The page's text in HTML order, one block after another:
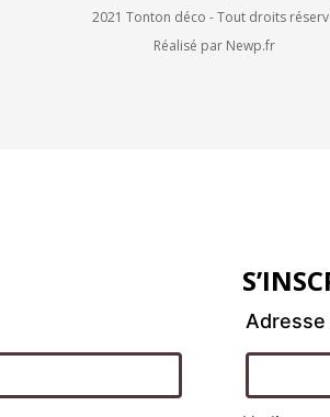
2021 Tonton déco - Tout droits
Réalisé par Newp.fr